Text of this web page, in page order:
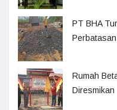
PT BHA
Perbatasan
Rumah
Diresmikan